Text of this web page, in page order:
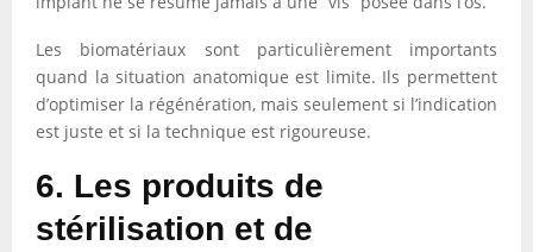
Les biomatériaux sont particulièrement importants
quand la situation anatomique est limite. Ils permettent
d’optimiser la régénération, mais seulement si l’indication
est juste et si la technique est rigoureuse.
6. Les produits de
stérilisation et de